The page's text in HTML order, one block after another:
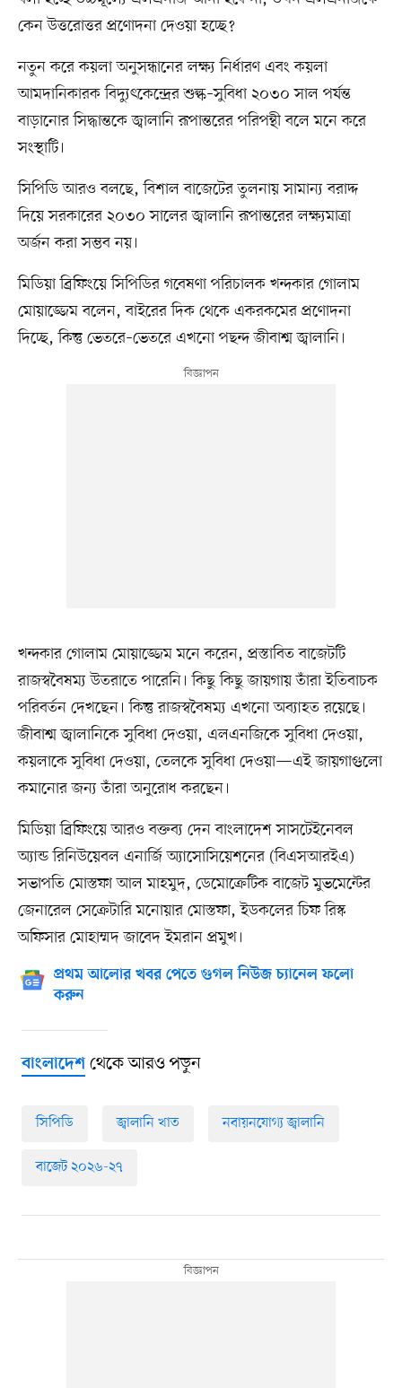
কেন উত্তরোত্তর প্রণোদনা দেওয়া হচ্ছে?
নতুন করে কয়লা অনুসন্ধানের লক্ষ্য নির্ধারণ এবং কয়লা
আমদানিকারক বিদ্যুৎকেন্দ্রের শুল্ক–সুবিধা ২০৩০ সাল পর্যন্ত
বাড়ানোর সিদ্ধান্তকে জ্বালানি রূপান্তরের পরিপন্থী বলে মনে করে
সংস্থাটি।
সিপিডি আরও বলছে, বিশাল বাজেটের তুলনায় সামান্য বরাদ্দ
দিয়ে সরকারের ২০৩০ সালের জ্বালানি রূপান্তরের লক্ষ্যমাত্রা
অর্জন করা সম্ভব নয়।
মিডিয়া ব্রিফিংয়ে সিপিডির গবেষণা পরিচালক খন্দকার গোলাম
মোয়াজ্জেম বলেন, বাইরের দিক থেকে একরকমের প্রণোদনা
দিচ্ছে, কিন্তু ভেতরে–ভেতরে এখনো পছন্দ জীবাশ্ম জ্বালানি।
খন্দকার গোলাম মোয়াজ্জেম মনে করেন, প্রস্তাবিত বাজেটটি
রাজস্ববৈষম্য উতরাতে পারেনি। কিছু কিছু জায়গায় তাঁরা ইতিবাচক
পরিবর্তন দেখছেন। কিন্তু রাজস্ববৈষম্য এখনো অব্যাহত রয়েছে।
জীবাশ্ম জ্বালানিকে সুবিধা দেওয়া, এলএনজিকে সুবিধা দেওয়া,
কয়লাকে সুবিধা দেওয়া, তেলকে সুবিধা দেওয়া—এই জায়গাগুলো
কমানোর জন্য তাঁরা অনুরোধ করছেন।
মিডিয়া ব্রিফিংয়ে আরও বক্তব্য দেন বাংলাদেশ সাসটেইনেবল
অ্যান্ড রিনিউয়েবল এনার্জি অ্যাসোসিয়েশনের (বিএসআরইএ)
সভাপতি মোস্তফা আল মাহমুদ, ডেমোক্রেটিক বাজেট মুভমেন্টের
জেনারেল সেক্রেটারি মনোয়ার মোস্তফা, ইডকলের চিফ রিস্ক
অফিসার মোহাম্মদ জাবেদ ইমরান প্রমুখ।
প্রথম আলোর খবর পেতে গুগল নিউজ চ্যানেল ফলো
করুন
বাংলাদেশথেকে আরও পড়ুন
সিপিডি জ্বালানি খাত নবায়নযোগ্য জ্বালানি
বাজেট ২০২৬-২৭